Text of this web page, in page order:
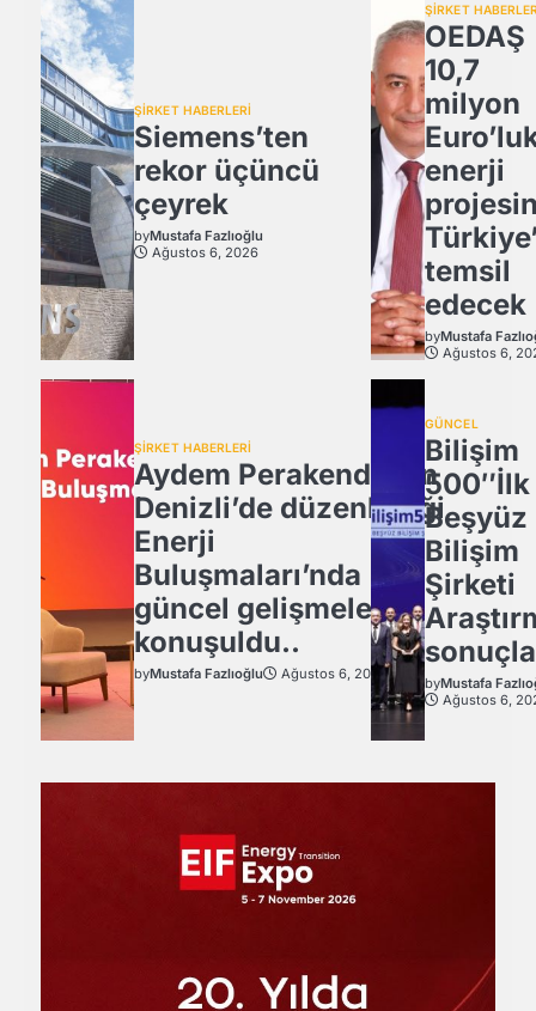
ŞİRKET HABERLERİ
Siemens’ten
rekor üçüncü
çeyrek
byMustafa Fazlıoğlu
Ağustos 6, 2026
ŞİRKET
OEDAŞ
10,7
milyon
enerji
temsil
edecek
byMustafa
Ağustos 6,
ŞİRKET HABERLERİ
Aydem Perakende’nin
Denizli’de düzenlediği
Enerji
Buluşmaları’nda
güncel gelişmeler
konuşuldu..
byMustafa Fazlıoğlu Ağustos 6, 2026
GÜNCEL
Bilişim
500″İlk
Beşyüz
Bilişim
Şirketi
byMustafa
Ağustos 6,